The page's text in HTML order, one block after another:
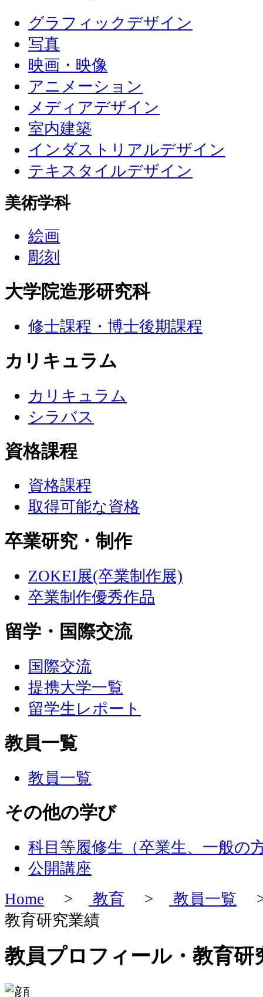
グラフィックデザイン
写真
映画・映像
アニメーション
メディアデザイン
室内建築
インダストリアルデザイン
テキスタイルデザイン
美術学科
絵画
彫刻
大学院造形研究科
修士課程・博士後期課程
カリキュラム
カリキュラム
シラバス
資格課程
資格課程
取得可能な資格
卒業研究・制作
ZOKEI展(卒業制作展)
卒業制作優秀作品
留学・国際交流
国際交流
提携大学一覧
留学生レポート
教員一覧
教員一覧
その他の学び
科目等履修生（卒業生、一般の
公開講座
Home > 教育 > 教員一覧 >
教育研究業績
教員プロフィール・教育研